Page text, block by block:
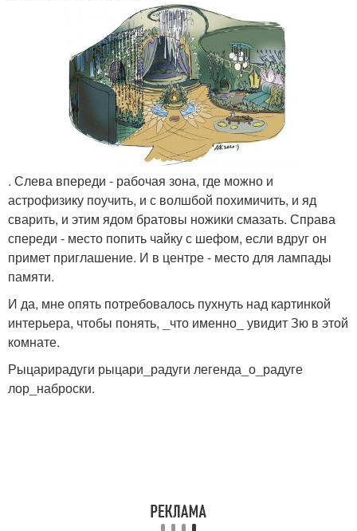
. Слева впереди - рабочая зона, где можно и
астрофизику поучить, и с волшбой похимичить, и яд
сварить, и этим ядом братовы ножики смазать. Справа
спереди - место попить чайку с шефом, если вдруг он
примет приглашение. И в центре - место для лампады
памяти.
И да, мне опять потребовалось пухнуть над картинкой
интерьера, чтобы понять, _что именно_ увидит Зю в этой
комнате.
Рыцарирадуги рыцари_радуги легенда_о_радуге
лор_наброски.